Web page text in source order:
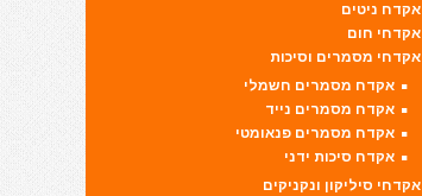
אקדח ניטים
אקדחי חום
אקדחי מסמרים וסיכות
אקדח מסמרים חשמלי
אקדח מסמרים נייד
אקדח מסמרים פנאומטי
אקדח סיכות ידני
אקדחי סיליקון ונקניקים